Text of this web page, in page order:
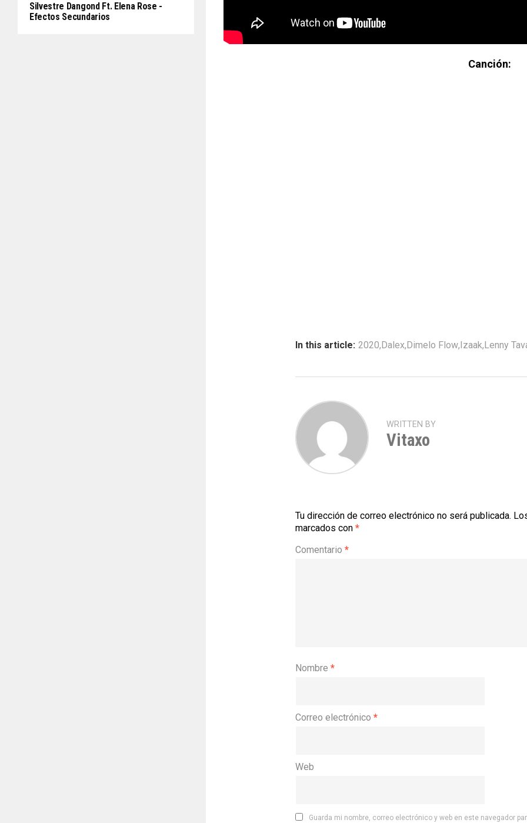
Silvestre Dangond Ft. Elena Rose -
Efectos Secundarios
Canción:
In this article: 2020,Dalex,Dimelo Flow,Izaak,Lenny
WRITTEN BY
Vitaxo
Tu dirección de correo electrónico no será publicada.
marcados con *
Comentario *
Nombre *
Correo electrónico *
Web
Guarda mi nombre, correo electrónico y web en este navegador